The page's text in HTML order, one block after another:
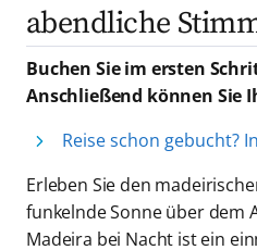
abendliche
Buchen Sie im ersten
Anschließend können Sie
Reise schon gebucht?
Erleben Sie den
funkelnde Sonne über dem
Madeira bei Nacht ist ein